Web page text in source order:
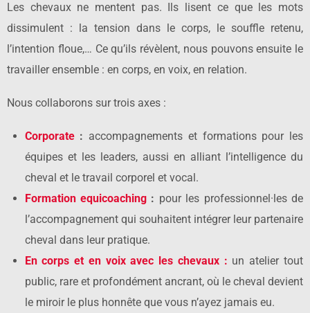
Les chevaux ne mentent pas. Ils lisent ce que les mots
dissimulent : la tension dans le corps, le souffle retenu,
l’intention floue,… Ce qu’ils révèlent, nous pouvons ensuite le
travailler ensemble : en corps, en voix, en relation.
Nous collaborons sur trois axes :
Corporate: accompagnements et formations pour les
équipes et les leaders, aussi en alliant l’intelligence du
cheval et le travail corporel et vocal.
Formation equicoaching : pour les professionnel·les de
l’accompagnement qui souhaitent intégrer leur partenaire
cheval dans leur pratique.
En corps et en voix avec les chevaux : un atelier tout
public, rare et profondément ancrant, où le cheval devient
le miroir le plus honnête que vous n’ayez jamais eu.